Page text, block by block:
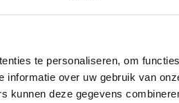
te personaliseren, om
informatie over uw gebruik van
kunnen deze gegevens